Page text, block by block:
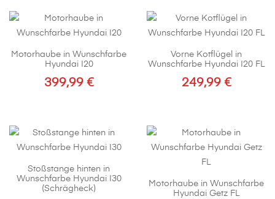
Motorhaube in Wunschfarbe
Hyundai I20
399,99 €
Vorne Kotflügel in
Wunschfarbe Hyundai I20 FL
249,99 €
weist
mehrere
Varianten
Die
Stoßstange hinten in
Wunschfarbe Hyundai I30
(Schrägheck)
Motorhaube in Wunschfarbe
Hyundai Getz FL